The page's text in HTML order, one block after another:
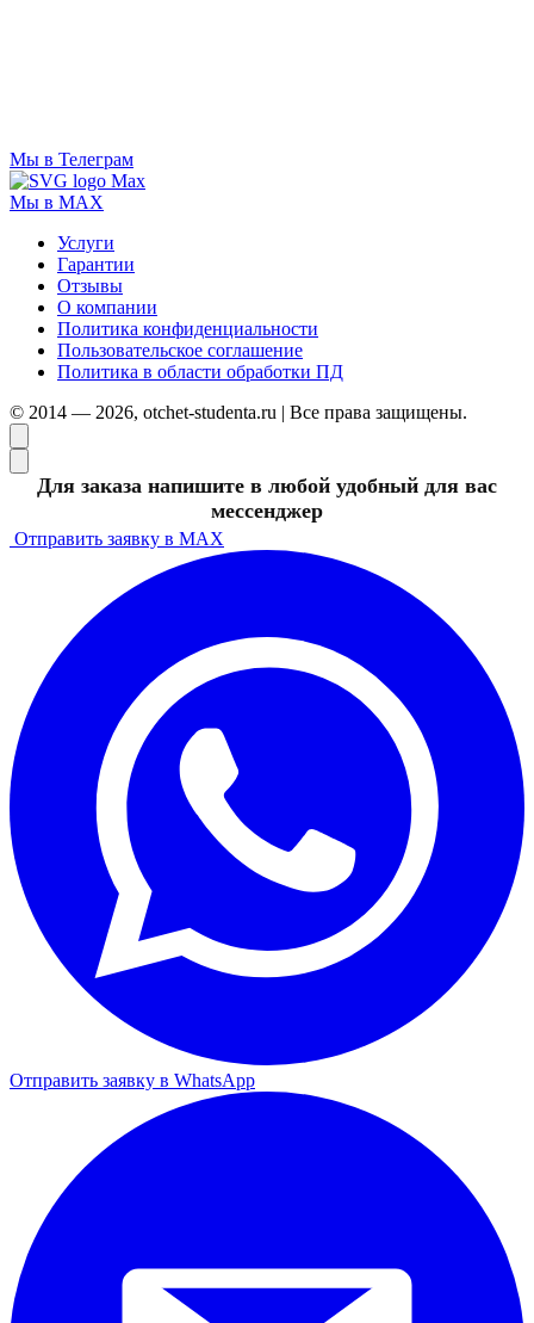
Мы в Телеграм
Мы в MAX
Услуги
Гарантии
Отзывы
О компании
Политика конфиденциальности
Пользовательское соглашение
Политика в области обработки ПД
© 2014 — 2026, otchet-studenta.ru | Все права защищены.
Для заказа напишите в любой удобный для вас
мессенджер
Отправить заявку в MAX
Отправить заявку в WhatsApp